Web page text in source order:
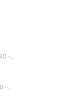
-...
-...